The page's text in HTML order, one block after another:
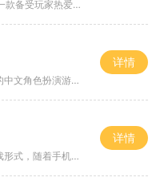
《zhaowoool找传世官网》是一款备受玩家热爱的传奇类型游戏。在这个游戏中，玩家将进入一个神秘的世界，展开一场刺激的冒险之旅。游戏拥有丰富多样的玩法，为玩家提供了无尽的乐
《中变传世发布》是一款热门的中文角色扮演游戏，以其沉浸式的游戏体验和精美的画面设计吸引了广大游戏爱好者的关注。本篇文章将为大家介绍游戏的具体玩法，以帮助新手玩家更
详情
手游是近年来越来越流行的游戏形式，随着手机的普及和网络的快速发展，越来越多的玩家选择在手机上体验各种各样的游戏。而手游私服（sf）则是手游中非常受欢迎的一个玩法，让我
详情